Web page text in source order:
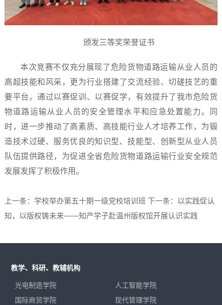
颁发三等奖荣誉证书
本次竞赛不仅充分展现了危险货物道路运输从业人员的
高超技能和风采，更为行业搭建了交流经验、切磋技艺的重
要平台。通过以赛促训、以赛促学，有效提升了我市危险货
物道路运输从业人员的安全管理水平和应急处置能力。同
时，进一步推动了高素质、高技能行业人才培养工作，为锻
造技术过硬、服务优良的知识型、技能型、创新型从业人员
队伍提供路径，为促进全省危险货物道路运输行业安全规范
发展发挥了积极作用。
上一条：学校举办第五十期一级党校培训班 下一条：以实践促认
知，以版权铸未来——知产学子赴温州版权馆开展认识实践
教学、科研、教辅机构
光电制造学院
人工智能学院
国际商贸学院
现代管理学院